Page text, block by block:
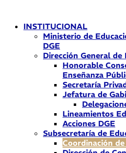
contenidoINSTITUCIONAL
Ministerio de
DGE
Dirección General de
Honorable
Enseñanza
Secretaría
Jefatura de
Lineamientos
Acciones DGE
Subsecretaría de
Coordinación